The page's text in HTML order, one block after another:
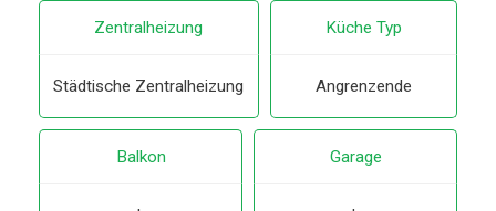
Zentralheizung
Städtische Zentralheizung
Küche Typ
Angrenzende
Balkon Garage